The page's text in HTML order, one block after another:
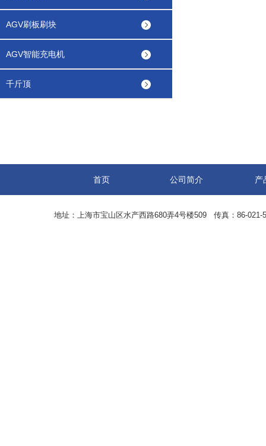
AGV刷板刷块
AGV智能充电机
千斤顶
首页 公司简介 产
地址：上海市宝山区水产西路680弄4号楼509 传真：86-